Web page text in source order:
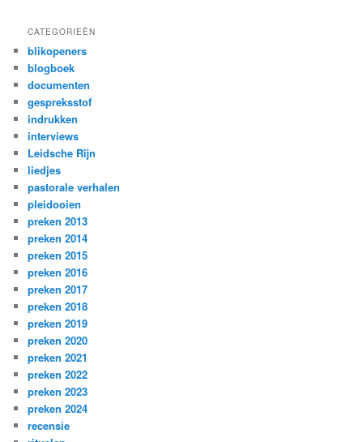
CATEGORIEËN
blikopeners
blogboek
documenten
gespreksstof
indrukken
interviews
Leidsche Rijn
liedjes
pastorale verhalen
pleidooien
preken 2013
preken 2014
preken 2015
preken 2016
preken 2017
preken 2018
preken 2019
preken 2020
preken 2021
preken 2022
preken 2023
preken 2024
recensie